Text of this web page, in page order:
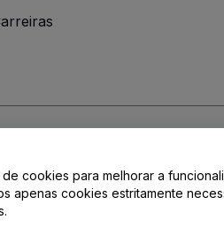
de privacidade
cookies para melhorar a
apenas cookies estritamente